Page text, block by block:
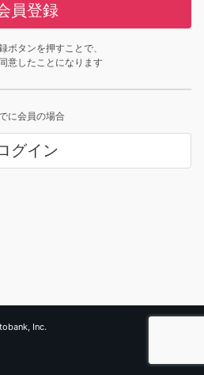
員登録
ボタンを押すことで、
意したことになります
に会員の場合
グイン
Inc.